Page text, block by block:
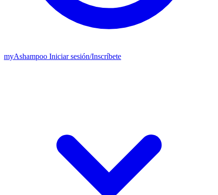
myAshampoo Iniciar sesión/Inscríbete